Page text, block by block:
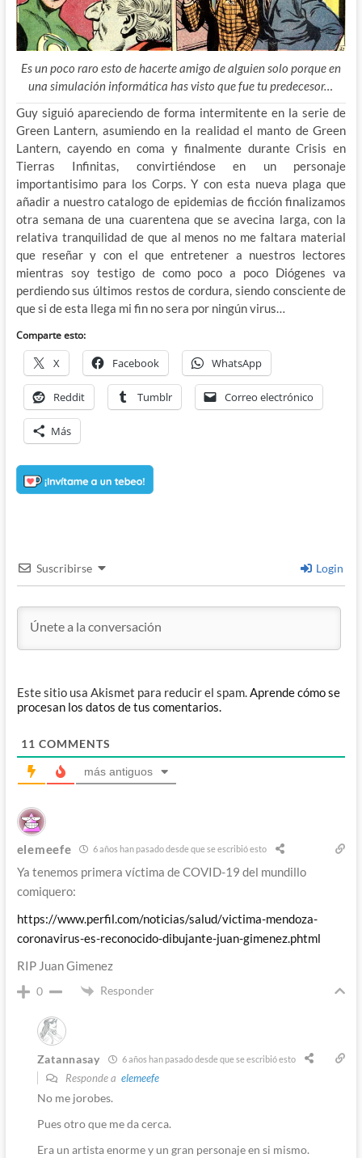
Es un poco raro esto de hacerte amigo de alguien solo porque en
una simulación informática has visto que fue tu predecesor…
Guy siguió apareciendo de forma intermitente en la serie de
Green Lantern, asumiendo en la realidad el manto de Green
Lantern, cayendo en coma y finalmente durante Crisis en
Tierras Infinitas, convirtiéndose en un personaje
importantisimo para los Corps. Y con esta nueva plaga que
añadir a nuestro catalogo de epidemias de ficción finalizamos
otra semana de una cuarentena que se avecina larga, con la
relativa tranquilidad de que al menos no me faltara material
que reseñar y con el que entretener a nuestros lectores
mientras soy testigo de como poco a poco Diógenes va
perdiendo sus últimos restos de cordura, siendo consciente de
que si de esta llega mi fin no sera por ningún virus…
Comparte esto:
X Facebook WhatsApp
Reddit Tumblr Correo electrónico
Más
Suscribirse Login
Este sitio usa Akismet para reducir el spam.Aprende cómo se
procesan los datos de tus comentarios.
11 COMMENTS
más antiguos
elemeefe 6 años han pasado desde que se escribió esto
Ya tenemos primera víctima de COVID-19 del mundillo
comiquero:
https://www.perfil.com/noticias/salud/victima-mendoza-
coronavirus-es-reconocido-dibujante-juan-gimenez.phtml
RIP Juan Gimenez
0 Responder
Zatannasay 6 años han pasado desde que se escribió esto
Responde a elemeefe
No me jorobes.
Pues otro que me da cerca.
Era un artista enorme y un gran personaje en si mismo.